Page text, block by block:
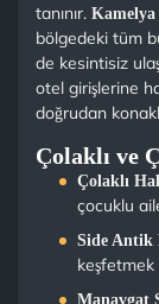
tanınır.
bölgedeki tüm
de kesintisiz
otel girişlerine
doğrudan
Çolaklı ve
Çolaklı
çocuklu
Side Antik
Manavgat